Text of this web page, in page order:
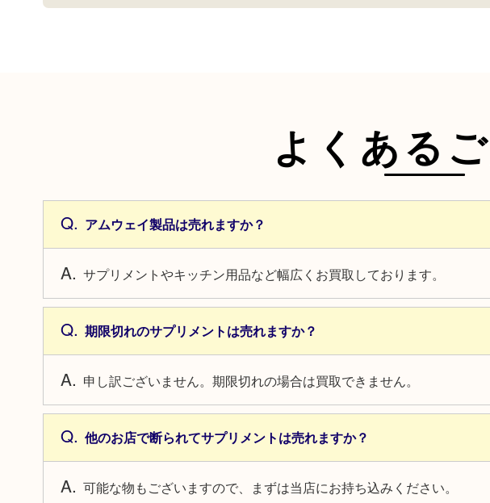
よくある
アムウェイ製品は売れますか？
サプリメントやキッチン用品など幅広くお買取しております。
期限切れのサプリメントは売れますか？
申し訳ございません。期限切れの場合は買取できません。
他のお店で断られてサプリメントは売れますか？
可能な物もございますので、まずは当店にお持ち込みください。